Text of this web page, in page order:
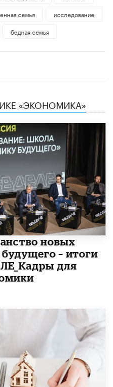
семья
исследование
бедная семья
«ЭКОНОМИКА»
новых
– итоги
для